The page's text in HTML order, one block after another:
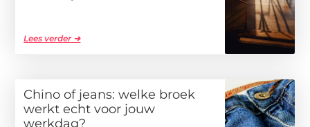
Lees verder ➜
Chino of jeans: welke broek
werkt echt voor jouw
werkdag?